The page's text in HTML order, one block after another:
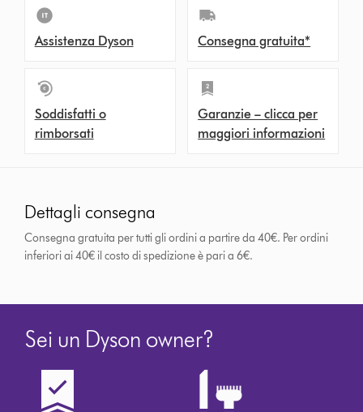
Assistenza Dyson Consegna gratuita*
Soddisfatti o
rimborsati
Garanzie – clicca per
maggiori informazioni
Dettagli consegna
Consegna gratuita per tutti gli ordini a partire da 40€. Per ordini
inferiori ai 40€ il costo di spedizione è pari a 6€.
Sei un Dyson owner?